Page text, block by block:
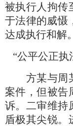
被执行人 拘传
于法律的威慑
达成执行和解。
“公平公正
方某与周
案件，但被告
诉。二审维持
盾极其尖锐。